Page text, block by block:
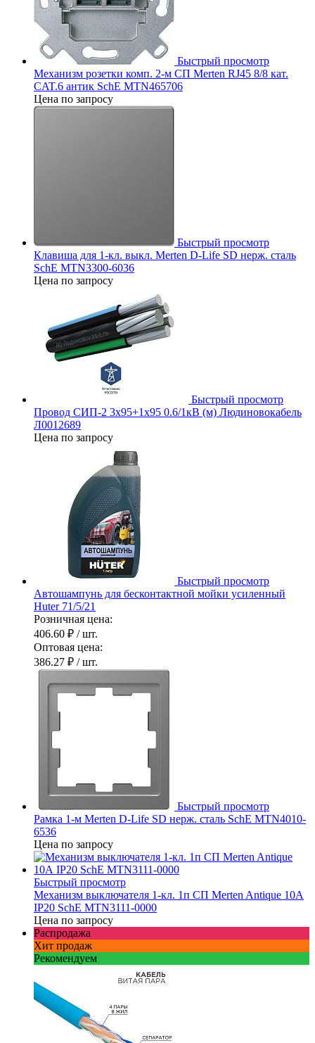
Быстрый просмотр
Механизм розетки комп. 2-м СП Merten RJ45 8/8 кат.
CAT.6 антик SchE MTN465706
Цена по запросу
Быстрый просмотр
Клавиша для 1-кл. выкл. Merten D-Life SD нерж. сталь
SchE MTN3300-6036
Цена по запросу
Быстрый просмотр
Провод СИП-2 3х95+1х95 0.6/1кВ (м) Людиновокабель
Л0012689
Цена по запросу
Быстрый просмотр
Автошампунь для бесконтактной мойки усиленный
Huter 71/5/21
Розничная цена:
406.60 ₽ / шт.
Оптовая цена:
386.27 ₽ / шт.
Быстрый просмотр
Рамка 1-м Merten D-Life SD нерж. сталь SchE MTN4010-
6536
Цена по запросу
Быстрый просмотр
Механизм выключателя 1-кл. 1п СП Merten Antique 10А
IP20 SchE MTN3111-0000
Цена по запросу
Распродажа
Хит продаж
Рекомендуем